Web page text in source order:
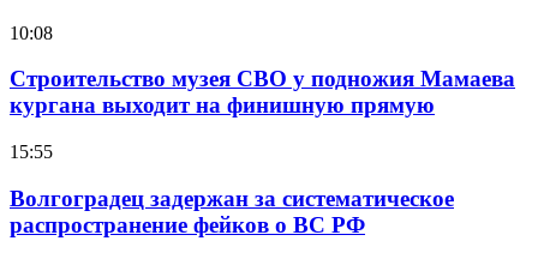
10:08
Строительство музея СВО у подножия Мамаева
кургана выходит на финишную прямую
15:55
Волгоградец задержан за систематическое
распространение фейков о ВС РФ